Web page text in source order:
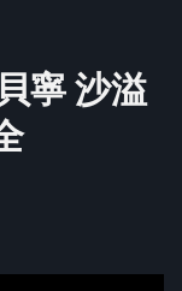
寧 沙溢